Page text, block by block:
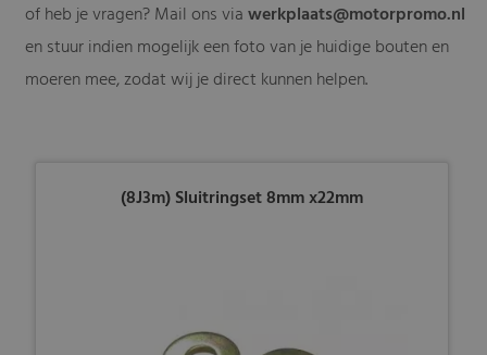
of heb je vragen? Mail ons viawerkplaats@motorpromo.nl
en stuur indien mogelijk een foto van je huidige bouten en
moeren mee, zodat wij je direct kunnen helpen.
(8J3m) Sluitringset 8mm x22mm